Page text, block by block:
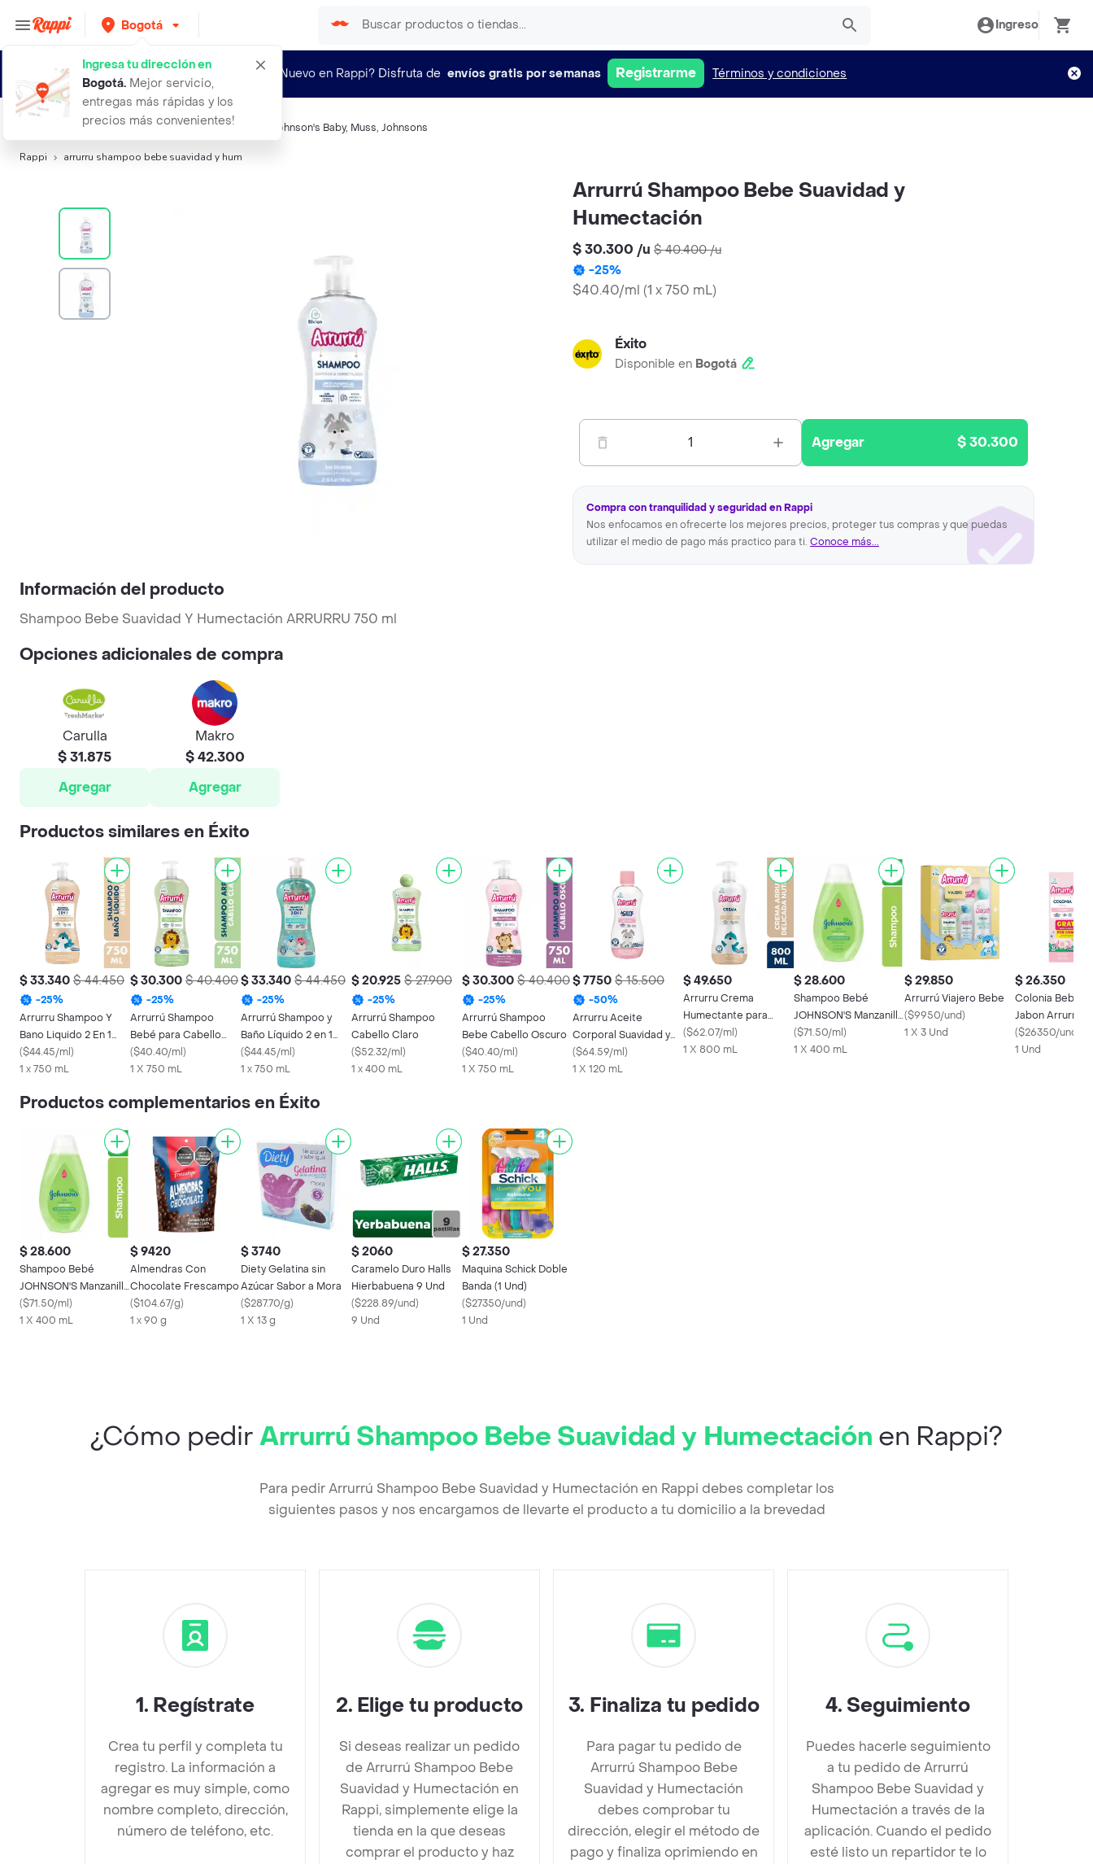
Bogotá
Ingresa tu dirección en
Bogotá. Mejor servicio,
entregas más rápidas y los
precios más convenientes!
Ingreso
¿Nuevo en Rappi? Disfruta de envíos gratis por semanas Registrarme Términos y condiciones
Búsquedas relacionadas:Shampoo y jabón,Arrurru Johnson's Baby, Muss, Johnsons
Rappi arrurru shampoo bebe suavidad y hum
Arrurrú Shampoo Bebe Suavidad y
Humectación
$ 30.300 /u $ 40.400/u
-25%
$40.40/ml (1 x 750 mL)
Éxito
Disponible en Bogotá
1 Agregar $ 30.300
Compra con tranquilidad y seguridad en Rappi
Nos enfocamos en ofrecerte los mejores precios, proteger tus compras y que puedas
utilizar el medio de pago más practico para ti. Conoce más...
Información del producto
Shampoo Bebe Suavidad Y Humectación ARRURRU 750 ml
Opciones adicionales de compra
Carulla
$ 31.875
Agregar
Makro
$ 42.300
Agregar
Productos similares en Éxito
$ 33.340 $ 44.450
-25%
Arrurru Shampoo Y
Bano Liquido 2 En 1
Delicada Nutricion
($44.45/ml)
1 x 750 mL
$ 30.300 $ 40.400
-25%
Arrurrú Shampoo
Bebé para Cabello
Claro
($40.40/ml)
1 X 750 mL
$ 33.340 $ 44.450
-25%
Arrurrú Shampoo y
Baño Líquido 2 en 1
Original
($44.45/ml)
1 x 750 mL
$ 20.925 $ 27.900
-25%
Arrurrú Shampoo
Cabello Claro
($52.32/ml)
1 x 400 mL
$ 30.300 $ 40.400
-25%
Arrurrú Shampoo
Bebe Cabello Oscuro
($40.40/ml)
1 X 750 mL
$ 7750 $ 15.500
-50%
Arrurru Aceite
Corporal Suavidad y
Humectación
($64.59/ml)
1 X 120 mL
$ 49.650
Arrurru Crema
Humectante para
Bebé Delicada
Nutrición
($62.07/ml)
1 X 800 mL
$ 28.600
Shampoo Bebé
JOHNSON'S Manzanilla
400 ML
($71.50/ml)
1 X 400 mL
$ 29.850
Arrurrú Viajero Bebe
($9950/und)
1 X 3 Und
$ 26.350
Colonia Bebe
Jabon Arrurru
($26350/und
1 Und
Productos complementarios en Éxito
$ 28.600
Shampoo Bebé
JOHNSON'S Manzanilla
400 ML
($71.50/ml)
1 X 400 mL
$ 9420
Almendras Con
Chocolate Frescampo
($104.67/g)
1 x 90 g
$ 3740
Diety Gelatina sin
Azúcar Sabor a Mora
($287.70/g)
1 X 13 g
$ 2060
Caramelo Duro Halls
Hierbabuena 9 Und
($228.89/und)
9 Und
$ 27.350
Maquina Schick Doble
Banda (1 Und)
($27350/und)
1 Und
¿Cómo pedirArrurrú Shampoo Bebe Suavidad y Humectación en Rappi?
Para pedir Arrurrú Shampoo Bebe Suavidad y Humectación en Rappi debes completar los
siguientes pasos y nos encargamos de llevarte el producto a tu domicilio a la brevedad
1. Regístrate
Crea tu perfil y completa tu
registro. La información a
agregar es muy simple, como
nombre completo, dirección,
número de teléfono, etc.
2. Elige tu producto
Si deseas realizar un pedido
de Arrurrú Shampoo Bebe
Suavidad y Humectación en
Rappi, simplemente elige la
tienda en la que deseas
comprar el producto y haz
3. Finaliza tu pedido
Para pagar tu pedido de
Arrurrú Shampoo Bebe
Suavidad y Humectación
debes comprobar tu
dirección, elegir el método de
pago y finaliza oprimiendo en
4. Seguimiento
Puedes hacerle seguimiento
a tu pedido de Arrurrú
Shampoo Bebe Suavidad y
Humectación a través de la
aplicación. Cuando el pedido
esté listo un repartidor te lo